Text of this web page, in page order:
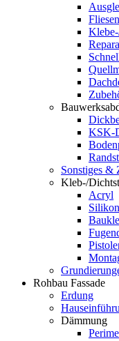
KSK-
Sonstiges &
Kleb-/
Acryl
Silikon
Rohbau Fassade
Erdung
Dämmung